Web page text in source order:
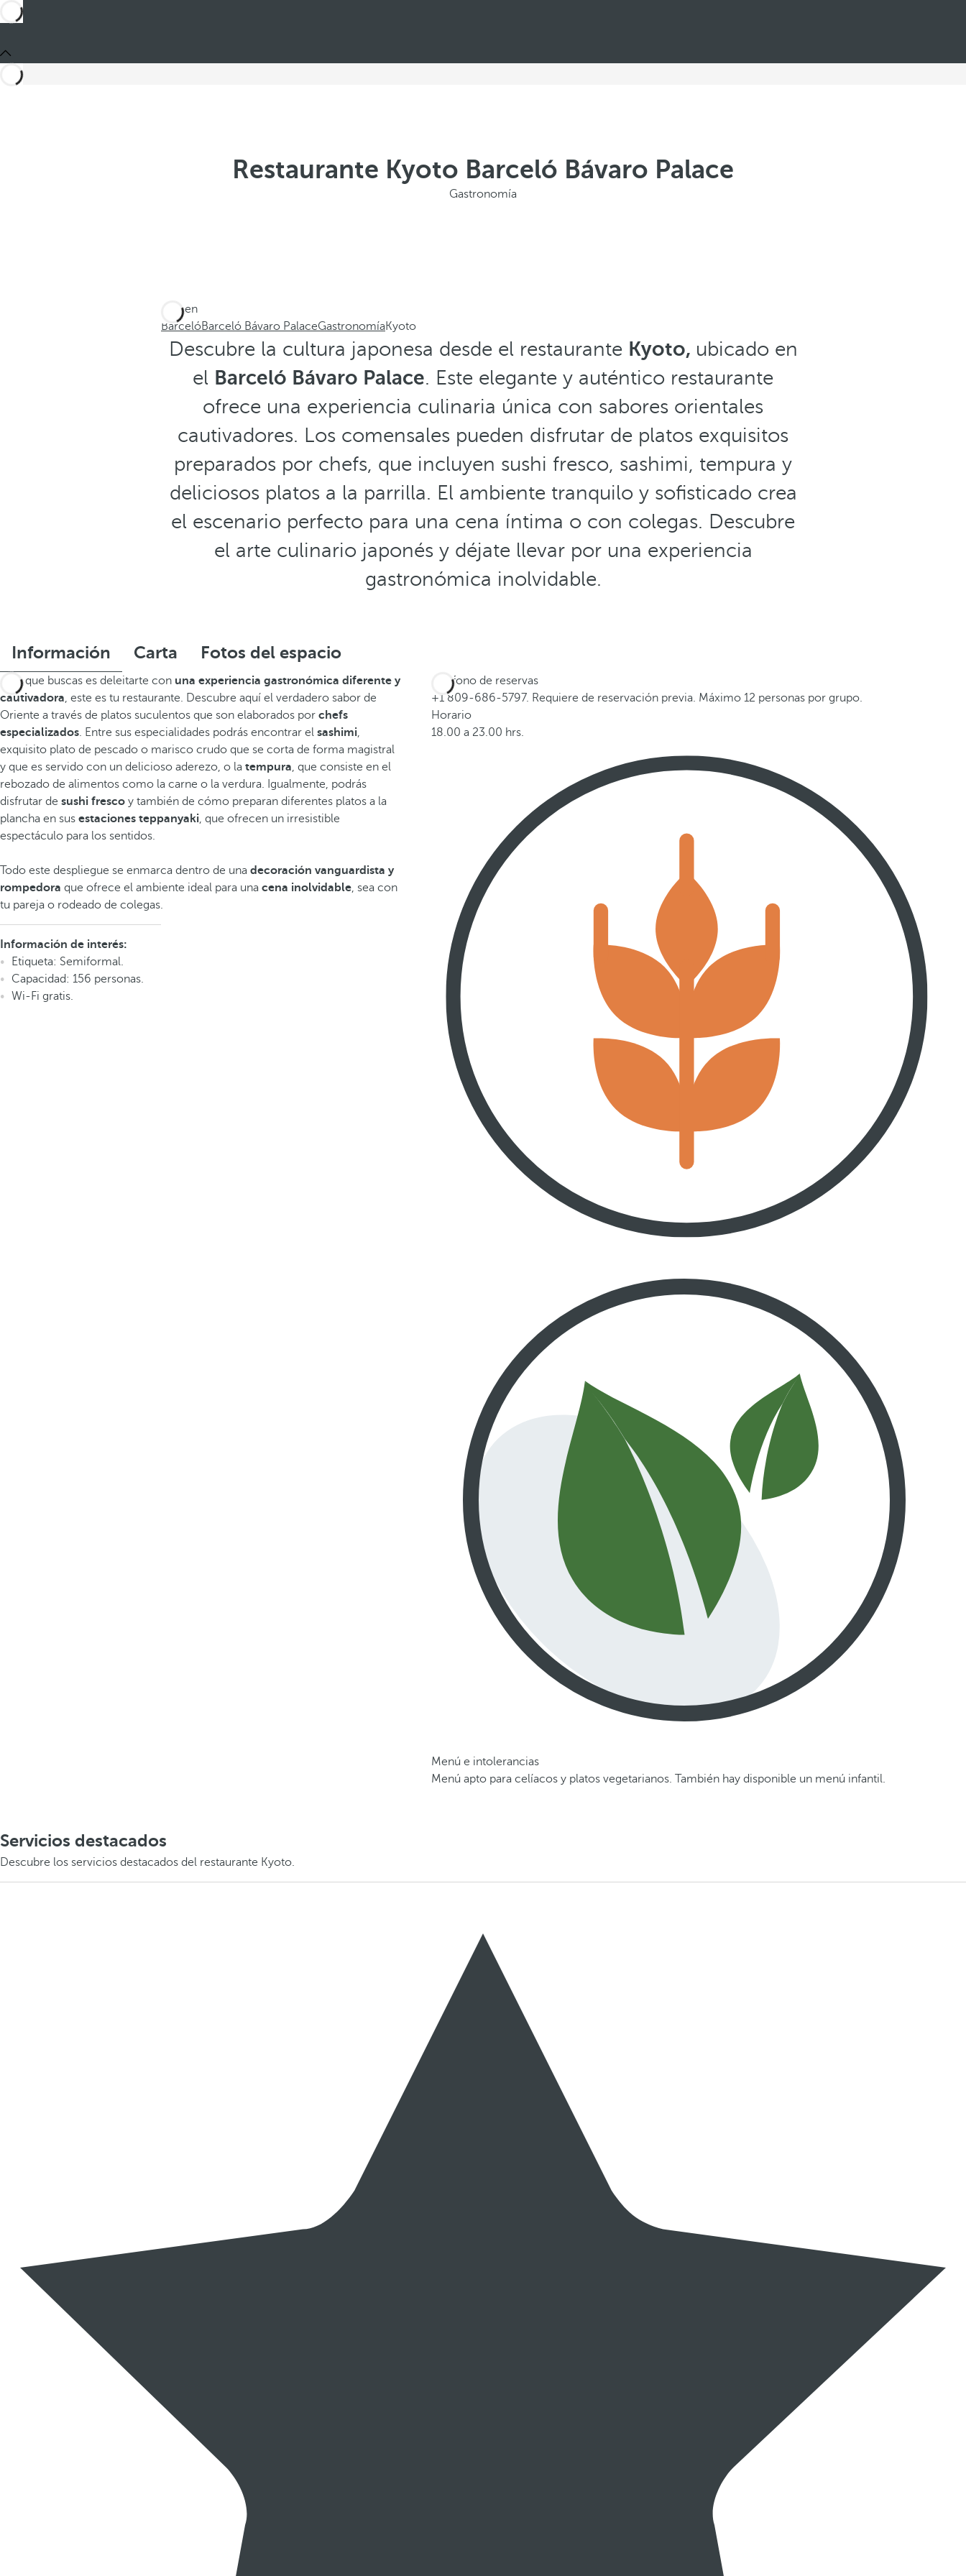
Restaurante Kyoto Barceló Bávaro Palace
Gastronomía
Está en
BarcelóBarceló Bávaro PalaceGastronomíaKyoto
Descubre la cultura japonesa desde el restaurante Kyoto, ubicado en
el Barceló Bávaro Palace. Este elegante y auténtico restaurante
ofrece una experiencia culinaria única con sabores orientales
cautivadores. Los comensales pueden disfrutar de platos exquisitos
preparados por chefs, que incluyen sushi fresco, sashimi, tempura y
deliciosos platos a la parrilla. El ambiente tranquilo y sofisticado crea
el escenario perfecto para una cena íntima o con colegas. Descubre
el arte culinario japonés y déjate llevar por una experiencia
gastronómica inolvidable.
Información Carta Fotos del espacio
Si lo que buscas es deleitarte con una experiencia gastronómica diferente y
cautivadora, este es tu restaurante. Descubre aquí el verdadero sabor de
Oriente a través de platos suculentos que son elaborados por chefs
especializados. Entre sus especialidades podrás encontrar el sashimi,
exquisito plato de pescado o marisco crudo que se corta de forma magistral
y que es servido con un delicioso aderezo, o la tempura, que consiste en el
rebozado de alimentos como la carne o la verdura. Igualmente, podrás
disfrutar de sushi fresco y también de cómo preparan diferentes platos a la
plancha en sus estaciones teppanyaki, que ofrecen un irresistible
espectáculo para los sentidos.
Todo este despliegue se enmarca dentro de una decoración vanguardista y
rompedora que ofrece el ambiente ideal para una cena inolvidable, sea con
tu pareja o rodeado de colegas.
Información de interés:
Etiqueta: Semiformal.
Capacidad: 156 personas.
Wi-Fi gratis.
Teléfono de reservas
+1 809-686-5797. Requiere de reservación previa. Máximo 12 personas por grupo.
Horario
18.00 a 23.00 hrs.
Menú e intolerancias
Menú apto para celíacos y platos vegetarianos. También hay disponible un menú infantil.
Servicios destacados
Descubre los servicios destacados del restaurante Kyoto.